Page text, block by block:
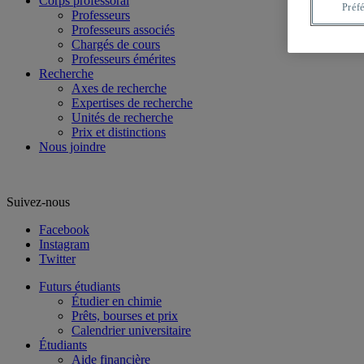
Professeurs
Professeurs associés
Chargés de cours
Professeurs émérites
Recherche
Axes de recherche
Expertises de recherche
Unités de recherche
Prix et distinctions
Nous joindre
Suivez-nous
Facebook
Instagram
Twitter
Futurs étudiants
Étudier en chimie
Prêts, bourses et prix
Calendrier universitaire
Étudiants
Aide financière